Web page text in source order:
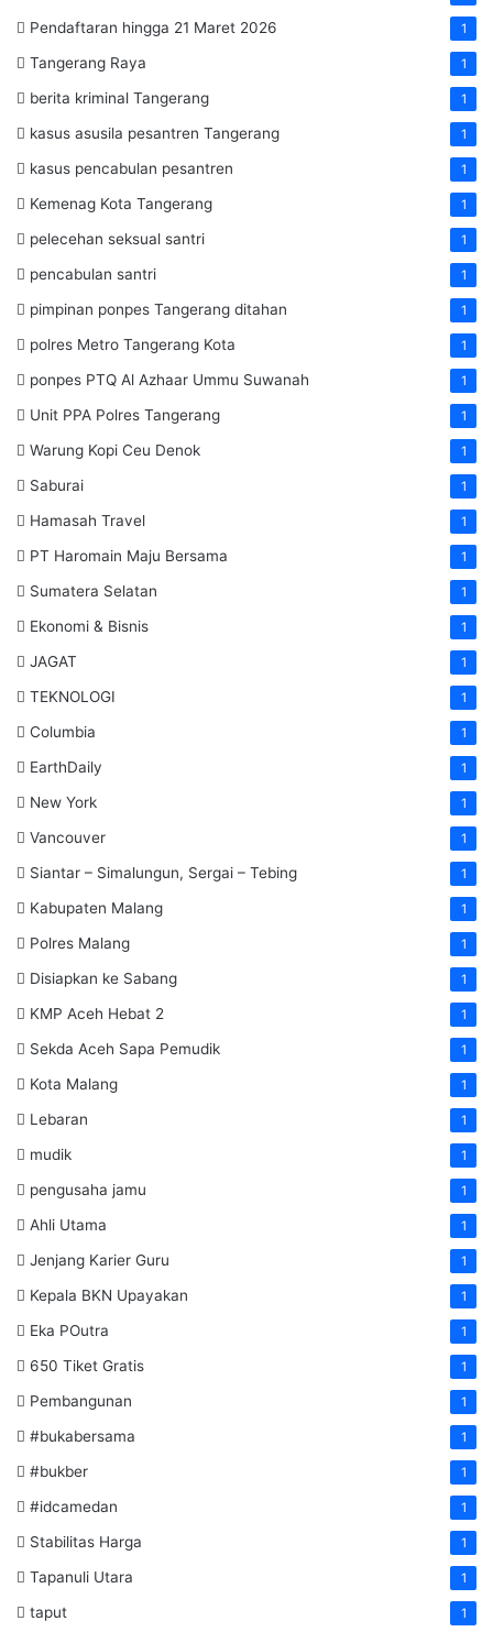
Pendaftaran hingga 21 Maret 2026 1
Tangerang Raya 1
berita kriminal Tangerang 1
kasus asusila pesantren Tangerang 1
kasus pencabulan pesantren 1
Kemenag Kota Tangerang 1
pelecehan seksual santri 1
pencabulan santri 1
pimpinan ponpes Tangerang ditahan 1
polres Metro Tangerang Kota 1
ponpes PTQ Al Azhaar Ummu Suwanah 1
Unit PPA Polres Tangerang 1
Warung Kopi Ceu Denok 1
Saburai 1
Hamasah Travel 1
PT Haromain Maju Bersama 1
Sumatera Selatan 1
Ekonomi & Bisnis 1
JAGAT 1
TEKNOLOGI 1
Columbia 1
EarthDaily 1
New York 1
Vancouver 1
Siantar – Simalungun, Sergai – Tebing 1
Kabupaten Malang 1
Polres Malang 1
Disiapkan ke Sabang 1
KMP Aceh Hebat 2 1
Sekda Aceh Sapa Pemudik 1
Kota Malang 1
Lebaran 1
mudik 1
pengusaha jamu 1
Ahli Utama 1
Jenjang Karier Guru 1
Kepala BKN Upayakan 1
Eka POutra 1
650 Tiket Gratis 1
Pembangunan 1
#bukabersama 1
#bukber 1
#idcamedan 1
Stabilitas Harga 1
Tapanuli Utara 1
taput 1